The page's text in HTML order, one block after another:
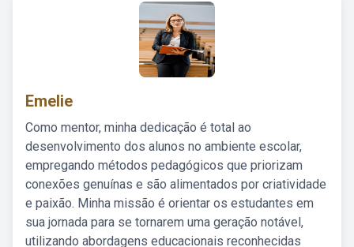
Emelie
Como mentor, minha dedicação é total ao
desenvolvimento dos alunos no ambiente escolar,
empregando métodos pedagógicos que priorizam
conexões genuínas e são alimentados por criatividade
e paixão. Minha missão é orientar os estudantes em
sua jornada para se tornarem uma geração notável,
utilizando abordagens educacionais reconhecidas